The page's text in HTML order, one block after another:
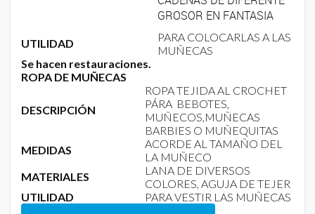
GROSOR EN FANTASIA
UTILIDAD
PARA COLOCARLAS A LAS
MUÑECAS
Se hacen restauraciones.
ROPA DE MUÑECAS
DESCRIPCIÓN
ROPA TEJIDA AL CROCHET
PÁRA BEBOTES,
MUÑECOS,MUÑECAS
BARBIES O MUÑEQUITAS
MEDIDAS
ACORDE AL TAMAÑO DEL
LA MUÑECO
MATERIALES
LANA DE DIVERSOS
COLORES, AGUJA DE TEJER
UTILIDAD
PARA VESTIR LAS MUÑECAS